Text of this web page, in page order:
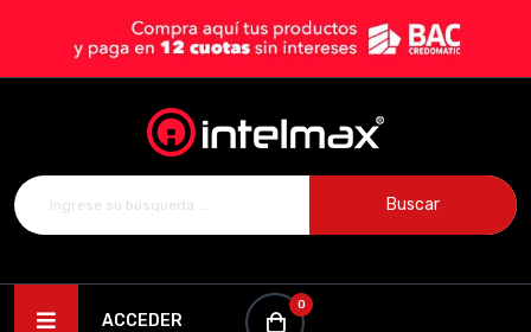
Buscar
ACCEDER
0